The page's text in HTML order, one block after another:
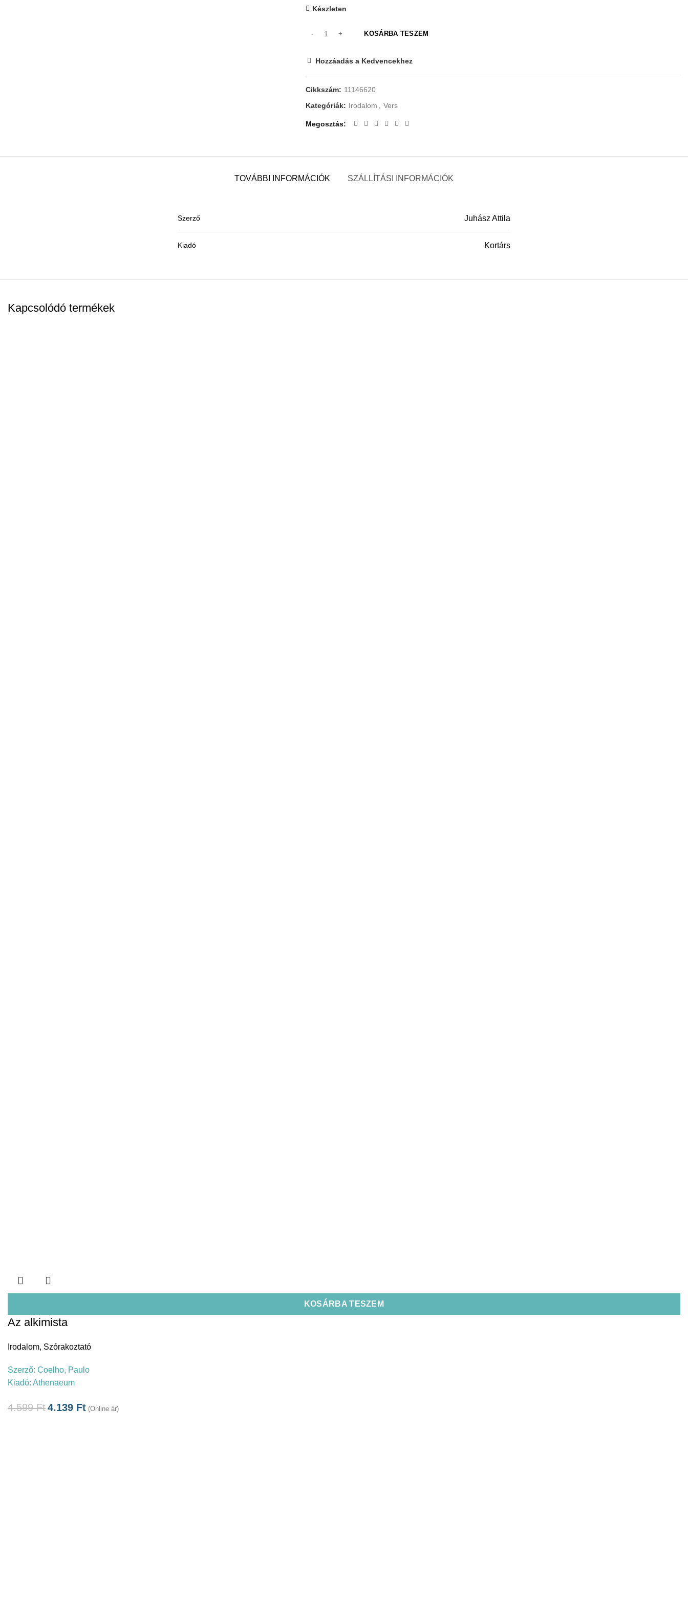
Készleten
KOSÁRBA TESZEM
Hozzáadás a Kedvencekhez
Cikkszám: 11146620
Kategóriák: Irodalom Vers
Megosztás
TOVÁBBI INFORMÁCIÓK SZÁLLÍTÁSI INFORMÁCIÓK
Szerző Juhász Attila
Kiadó Kortárs
Kapcsolódó termékek
KOSÁRBA TESZEM
Az alkimista
Irodalom, Szórakoztató
Szerző: Coelho, Paulo
Kiadó: Athenaeum
4.599Ft4.139 Ft (Online ár)